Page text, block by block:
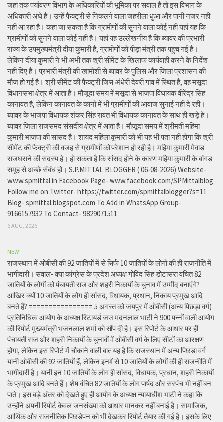
जहां तक पर्यावरण विभाग के अधिकारियों की भूमिका पर सवाल है तो इस विभाग के
अधिकारी अंधे है। उन्हें फैक्ट्री से निकलने वाला जहरीला धुआ और पानी नजर नही
नहीं आ रहा है। कहा जा सकता है कि ग्रामीणों की सुनने वाला कोई नहीं यहां यह कि
ग्रामीणों को सुनने वाला कोई नहीं है। यहां यह उल्लेखनीय है कि ब्यावर की प्रभारी
राज्य के उपमुख्यमंत्री दीया कुमारी है, ग्रामीणों को पीड़ा मंत्री तक पहुंच गई है।
लेकिन दीया कुमारी ने भी अभी तक श्री सीमेंट के खिलाफ कार्यवाही करने के निर्देश
नहीं दिए है। प्रभारी मंत्री की खामोशी से ब्यावर के पुलिस और जिला प्रशासन की
मौज हो गई है। श्री सीमेंट की फैक्ट्री जिस अंधेरी देवरी गांव में स्थित है, वह मसूदा
विधानसभा क्षेत्र में आता है। मौजूदा समय में मसूदा से भाजपा विधायक वीरेंद्र सिंह
कानावत है, लेकिन कानावत के कानों में भी ग्रामीणों की आवाज सुनाई नहीं दे रही।
ब्यावर के भाजपा विधायक शंकर सिंह रावत भी विधायक कानावत के साथ ही खड़े हे।
ब्यावर जिला राजसमंद संसदीय क्षेत्र में आता है। मौजूदा समय में श्रीमती महिमा
कुमारी भाजपा की सांसद है। शायद महिला कुमारी को भी यह भी पता नहीं होगा कि श्री
सीमेंट की फैक्ट्री की वजह से ग्रामीणों को परेशान हो रही है। महिमा कुमारी मेवाड़
राजघराने की सदस्य हे। हो सकता है कि सांसद होने के कारण महिमा कुमारी के बांगड़
समूह से अच्छे संबंध हो। S.P.MITTAL BLOGGER ( 06-08-2026) Website-
www.spmittal.in Facebook Page- www.facebook.com/SPMittalblog
Follow me on Twitter- https://twitter.com/spmittalblogger?s=11
Blog- spmittal.blogspot.com To Add in WhatsApp Group-
9166157932 To Contact- 9829071511
6 AUG, 2026
NEW
राजस्थान में ओबीसी की 92 जातियों में से सिर्फ 10 जातियों के लोगों की ही राजनीति में
भागीदारी। सवाल- क्या कांग्रेस के प्रदेश अध्यक्ष गोविंद सिंह डोटासरा वंचित 82
जातियों के लोगों को पंचायती राज और शहरी निकायों के चुनाव में उम्मीद बनाएंगे?
आखिर क्यों 10 जातियों के लोग ही सांसद, विधायक, प्रधान, निकाय प्रमुख आदि
बनते हैं? ================ 5 अगस्त को जयपुर में ओबीसी (अन्य पिछड़ा वर्ग)
प्रतिनिधित्व आयोग के अध्यक्ष रिटायर्ड जज मदनलाल भाटी ने 900 पन्नों वाली आयोग
की रिपोर्ट मुख्यमंत्री भजनलाल शर्मा को सौंप दी है। इस रिपोर्ट के आधार पर ही
पंचायती राज और शहरी निकायों के चुनावों में ओबीसी वर्ग के लिए सीटों का आरक्षण
होगा, लेकिन इस रिपोर्ट में चौकाने वाली बात यह है कि राजस्थान में अन्य पिछड़ा वर्ग
यानी ओबीसी की 92 जातियों हैं, लेकिन इनमें से 10 जातियों के लोगों की ही राजनीति में
भागीदारी है। यानी इन 10 जातियों के लोग ही सांसद, विधायक, प्रधान, शहरी निकायों
के प्रमुख आदि बनते हैं। शेष वंचित 82 जातियों के लोग पार्षद और सरपंच भी नहीं बन
पाते। इस बड़े अंतर को देखते हुए ही आयोग के अध्यक्ष न्यायाधीश भाटी ने कहा कि
उन्होंने अपनी रिपोर्ट केवल जनसंख्या को आधार मानकर नहीं बनाई है। सामाजिक,
आर्थिक और राजनीतिक पिछड़ेपन को भी देखकर रिपोर्ट तैयार की गई है। इसके लिए